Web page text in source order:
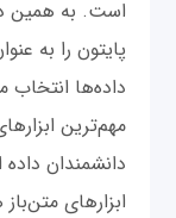
است. به همین
پایتون را به
داده‌ها انتخاب
مهم‌ترین
دانشمندان
ابزارهای